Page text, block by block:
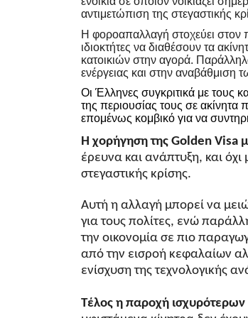
αντιμετώπιση της στεγαστικής
Η φοροαπαλλαγή στοχεύει στον
ιδιοκτήτες να διαθέσουν τα
κατοικιών στην αγορά.
ενέργειας και στην αναβάθμιση
Οι Έλληνες συγκριτικά με τους
της περιουσίας τους σε ακίνητα
επομένως κομβικό για να
Η χορήγηση της Golden Visa
έρευνα και ανάπτυξη, και όχι
στεγαστικής κρίσης.
Αυτή η αλλαγή μπορεί να
για τους πολίτες, ενώ
την οικονομία σε πιο
από την εισροή κεφαλαίων
ενίσχυση της τεχνολογικής
Τέλος η παροχή ισχυρότερων